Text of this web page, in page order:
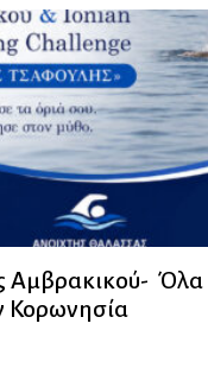
Αμβρακικού- Όλα
Κορωνησία